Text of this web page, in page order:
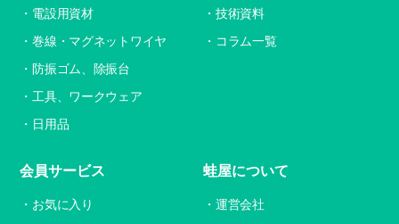
電設用資材
巻線・マグネットワイヤ
防振ゴム、除振台
工具、ワークウェア
日用品
技術資料
コラム一覧
会員サービス
お気に入り
蛙屋について
運営会社